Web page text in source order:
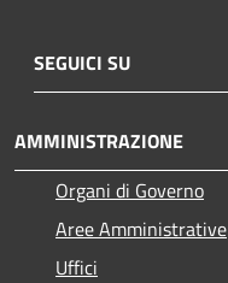
SEGUICI SU
AMMINISTRAZIONE
Organi di Governo
Aree Amministrative
Uffici